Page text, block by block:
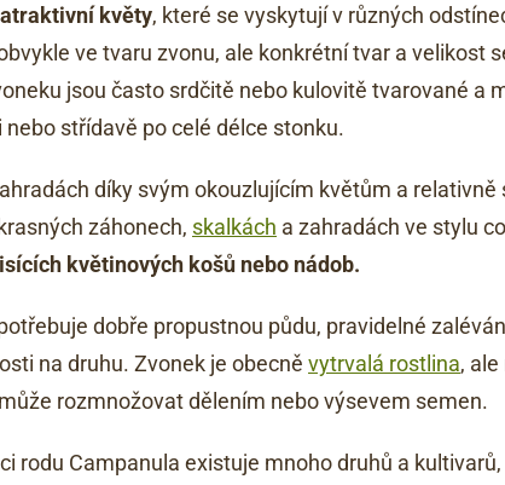
atraktivní květy, které se vyskytují v různých
ve tvaru zvonu, ale konkrétní tvar a velikost
jsou často srdčitě nebo kulovitě tvarované a
střídavě po celé délce stonku.
díky svým okouzlujícím květům a relativně
záhonech, skalkách a zahradách ve stylu
květinových košů nebo nádob.
dobře propustnou půdu, pravidelné
na druhu. Zvonek je obecně vytrvalá rostlina,
rozmnožovat dělením nebo výsevem semen.
rodu Campanula existuje mnoho druhů a